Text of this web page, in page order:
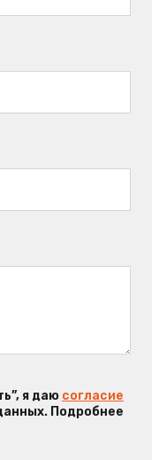
я даю согласие
Подробнее